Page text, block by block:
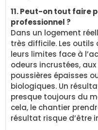
11. Peut-on tout faire
professionnel ?
Dans un logement
très difficile. Les
leurs limites face à
odeurs incrustées,
poussières épaisses
biologiques. Un
presque toujours du
cela, le chantier
résultat risque d’être